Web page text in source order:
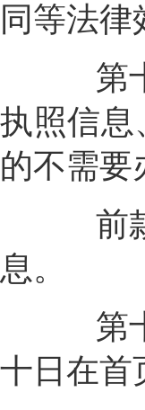
同等法律
第
执照信息
的不需要
前款
息。
第
十日在首